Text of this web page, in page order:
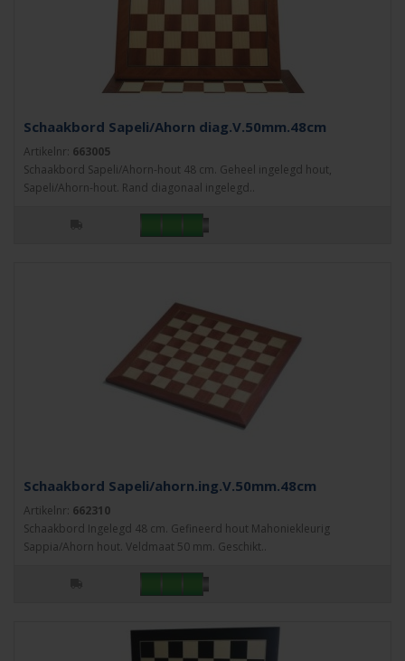
Schaakbord Sapeli/Ahorn diag.V.50mm.48cm
Artikelnr: 663005
Schaakbord Sapeli/Ahorn-hout 48 cm. Geheel ingelegd hout,
Sapeli/Ahorn-hout. Rand diagonaal ingelegd..
Schaakbord Sapeli/ahorn.ing.V.50mm.48cm
Artikelnr: 662310
Schaakbord Ingelegd 48 cm. Gefineerd hout Mahoniekleurig
Sappia/Ahorn hout. Veldmaat 50 mm. Geschikt..